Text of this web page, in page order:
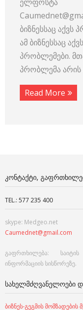
ბიზნესსაც აქვს
ამ ბიზნესსაც აქვს
პრობლემები.
პრობლემა
Read More
ᲙᲝᲜᲢᲐᲥᲢᲘ,
TEL.: 577 235 400
skype: Medgeo.net
Caumednet@gmail.com
გაფრთხილება:
ინფორმაციის სისწორეზე.
ᲡᲐᲮᲔᲚᲛᲫᲦᲕᲐᲜᲔᲚᲝᲔᲑᲘ
ბიზნეს-გეგმის